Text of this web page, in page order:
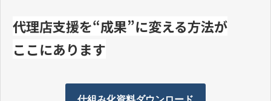
代理店支援を“成果”に変える方法が
ここにあります